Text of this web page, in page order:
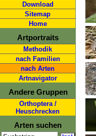
Download
Sitemap
Home
Artportraits
Methodik
nach Familien
nach Arten
Artnavigator
Andere Gruppen
Orthoptera /
Heuschrecken
Arten suchen